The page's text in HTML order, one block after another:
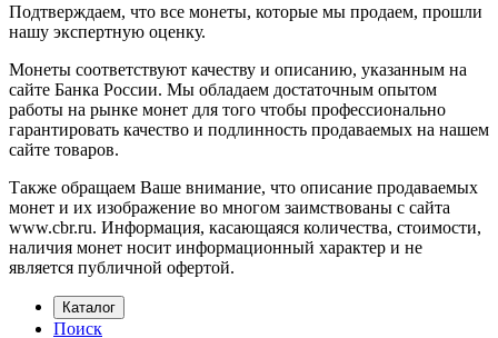
Подтверждаем, что все монеты, которые мы продаем, прошли
нашу экспертную оценку.
Монеты соответствуют качеству и описанию, указанным на
сайте Банка России. Мы обладаем достаточным опытом
работы на рынке монет для того чтобы профессионально
гарантировать качество и подлинность продаваемых на нашем
сайте товаров.
Также обращаем Ваше внимание, что описание продаваемых
монет и их изображение во многом заимствованы с сайта
www.cbr.ru. Информация, касающаяся количества, стоимости,
наличия монет носит информационный характер и не
является публичной офертой.
Каталог
Поиск